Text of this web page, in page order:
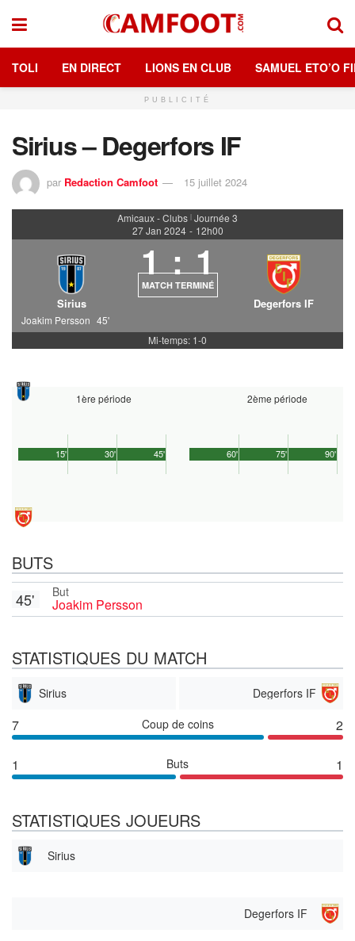
TOLI EN DIRECT LIONS EN CLUB SAMUEL ETO’O
PUBLICITÉ
Sirius – Degerfors IF
par Redaction Camfoot 15 juillet 2024
Amicaux - Clubs | Journée 3
27 Jan 2024 - 12h00
Sirius
1 : 1
MATCH TERMINÉ
Degerfors IF
Joakim Persson 45'
Mi-temps: 1-0
1ère période
45'
15' 30'
2ème période
90'
60' 75'
BUTS
But
Joakim Persson
45'
STATISTIQUES DU MATCH
Sirius Degerfors IF
7 Coup de coins 2
1 Buts 1
STATISTIQUES JOUEURS
Sirius
Degerfors IF